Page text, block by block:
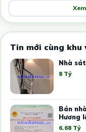
Tin mới cùng khu
Nhà
8 Tỷ
Bán
Hương
6.68 Tỷ